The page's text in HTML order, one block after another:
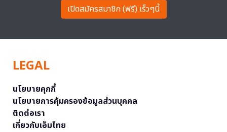
เปิดสมัครสมาชิก (ฟรี) เร็วๆนี้
LEGAL
นโยบายคุกกี้
นโยบายการคุ้มครองข้อมูลส่วนบุคคล
ติดต่อเรา
เกี่ยวกับเอ็มไทย